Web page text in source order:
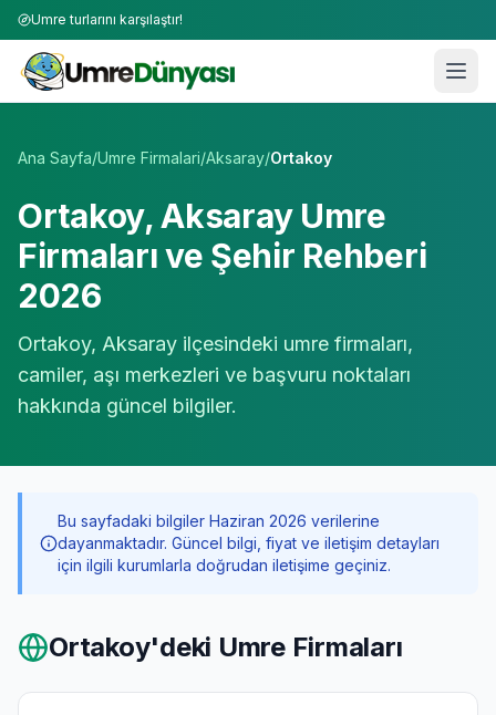
Umre turlarını karşılaştır!
Ana Sayfa/Umre Firmalari/Aksaray/Ortakoy
Ortakoy,AksarayUmre
Firmaları ve Şehir Rehberi
2026
Ortakoy, Aksaray ilçesindeki umre firmaları,
camiler, aşı merkezleri ve başvuru noktaları
hakkında güncel bilgiler.
Bu sayfadaki bilgiler Haziran 2026 verilerine
dayanmaktadır. Güncel bilgi, fiyat ve iletişim detayları
için ilgili kurumlarla doğrudan iletişime geçiniz.
Ortakoy'deki Umre Firmaları